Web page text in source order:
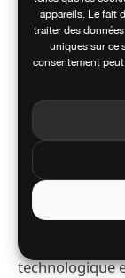
appareils. Le fait
traiter des
uniques sur ce
consentement
mutuelle qui
renforce la
les
technologique